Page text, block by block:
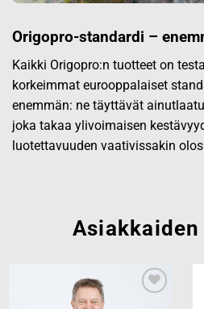
Origopro-standardi –
Kaikki Origopro:n tuotteet on
korkeimmat eurooppalaiset
enemmän: ne täyttävät
joka takaa ylivoimaisen
luotettavuuden vaativissakin